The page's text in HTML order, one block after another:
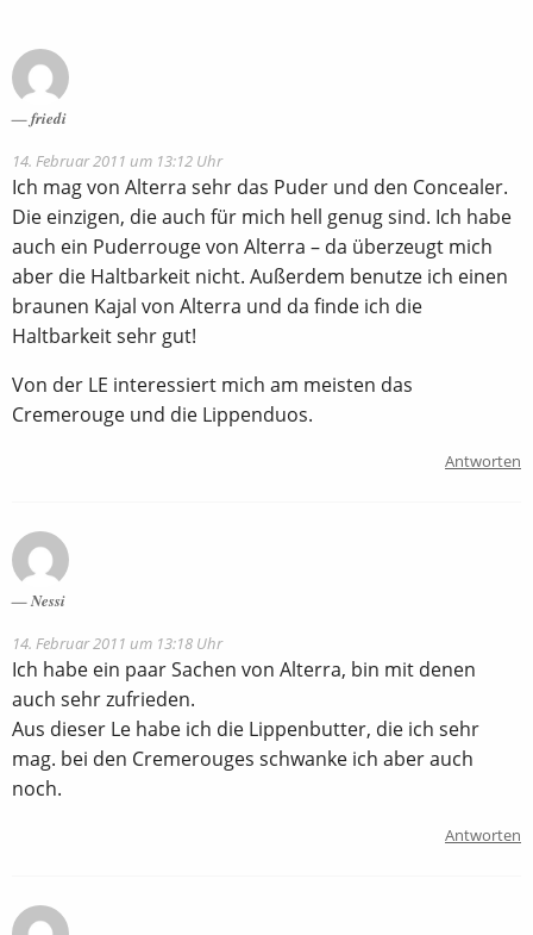
friedi
14. Februar 2011 um 13:12 Uhr
Ich mag von Alterra sehr das Puder und den Concealer.
Die einzigen, die auch für mich hell genug sind. Ich habe
auch ein Puderrouge von Alterra – da überzeugt mich
aber die Haltbarkeit nicht. Außerdem benutze ich einen
braunen Kajal von Alterra und da finde ich die
Haltbarkeit sehr gut!
Von der LE interessiert mich am meisten das
Cremerouge und die Lippenduos.
Antworten
Nessi
14. Februar 2011 um 13:18 Uhr
Ich habe ein paar Sachen von Alterra, bin mit denen
auch sehr zufrieden.
Aus dieser Le habe ich die Lippenbutter, die ich sehr
mag. bei den Cremerouges schwanke ich aber auch
noch.
Antworten